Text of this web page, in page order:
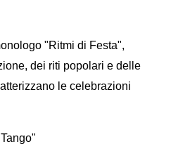
"Ritmi di Festa",
dei riti popolari e delle
le celebrazioni